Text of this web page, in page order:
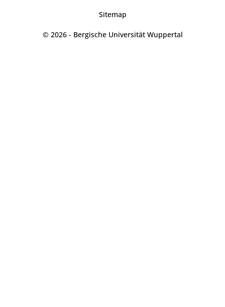
Sitemap
© 2026 - Bergische Universität Wuppertal